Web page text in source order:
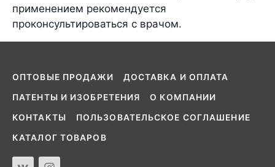
применением рекомендуется
проконсультироваться с врачом.
ОПТОВЫЕ ПРОДАЖИ ДОСТАВКА И ОПЛАТА
ПАТЕНТЫ И ИЗОБРЕТЕНИЯ О КОМПАНИИ
КОНТАКТЫ ПОЛЬЗОВАТЕЛЬСКОЕ СОГЛАШЕНИЕ
КАТАЛОГ ТОВАРОВ